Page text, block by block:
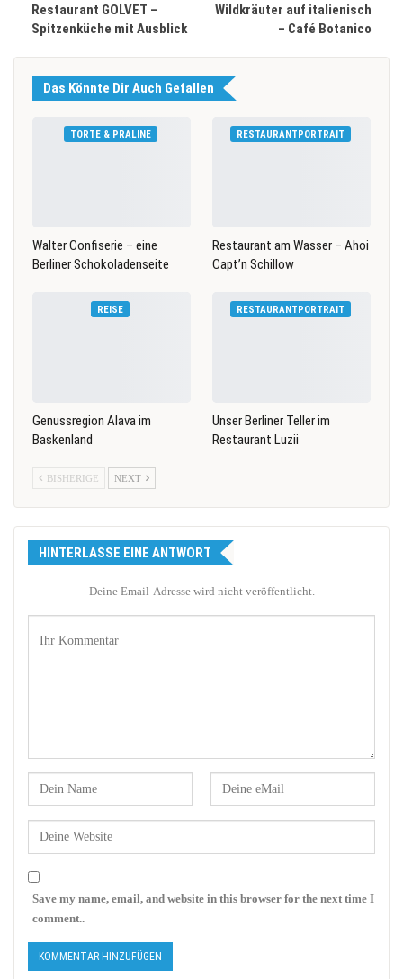
Restaurant GOLVET –
Spitzenküche mit Ausblick
Wildkräuter auf italienisch
– Café Botanico
Das Könnte Dir Auch Gefallen
TORTE & PRALINE
Walter Confiserie – eine
Berliner Schokoladenseite
RESTAURANTPORTRAIT
Restaurant am Wasser – Ahoi
Capt’n Schillow
REISE
Genussregion Alava im
Baskenland
RESTAURANTPORTRAIT
Unser Berliner Teller im
Restaurant Luzii
BISHERIGE NEXT
HINTERLASSE EINE ANTWORT
Deine Email-Adresse wird nicht veröffentlicht.
Save my name, email, and website in this browser for the next time I
comment..